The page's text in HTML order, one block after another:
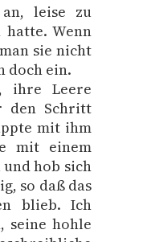
an, leise zu
hatte. Wenn
sie nicht
doch ein.
ihre Leere
den Schritt
mit ihm
mit einem
hob sich
so daß das
blieb. Ich
seine hohle